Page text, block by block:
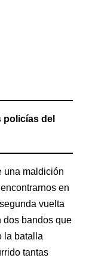
policías del
una maldición
en
vuelta
dos bandos que
la batalla
tantas